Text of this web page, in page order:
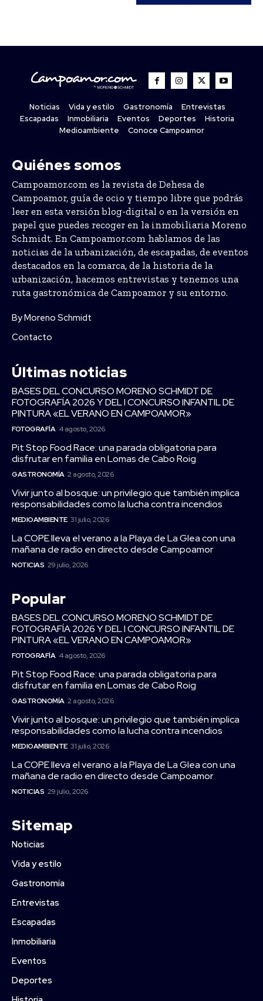
Noticias Vida y estilo Gastronomía
Entrevistas
Escapadas
Inmobiliaria Eventos Deportes
Historia
Medioambiente
Conoce Campoamor
Quiénes somos
Campoamor.com es la revista de Dehesa de
Campoamor, guía de ocio y tiempo libre que podrás
leer en esta versión blog-digital o en la versión en
papel que puedes recoger en la inmobiliaria Moreno
Schmidt. En Campoamor.com hablamos de las
noticias de la urbanización, de escapadas, de eventos
destacados en la comarca, de la historia de la
urbanización, hacemos entrevistas y tenemos una
ruta gastronómica de Campoamor y su entorno.
By Moreno Schmidt
Contacto
Últimas noticias
BASES DEL CONCURSO MORENO SCHMIDT DE
FOTOGRAFÍA 2026 Y DEL I CONCURSO INFANTIL DE
PINTURA «EL VERANO EN CAMPOAMOR»
FOTOGRAFÍA 4 agosto, 2026
Pit Stop Food Race: una parada obligatoria para
disfrutar en familia en Lomas de Cabo Roig
GASTRONOMÍA 2 agosto, 2026
Vivir junto al bosque: un privilegio que también implica
responsabilidades como la lucha contra incendios
MEDIOAMBIENTE 31 julio, 2026
La COPE lleva el verano a la Playa de La Glea con una
mañana de radio en directo desde Campoamor
NOTICIAS 29 julio, 2026
Popular
BASES DEL CONCURSO MORENO SCHMIDT DE
FOTOGRAFÍA 2026 Y DEL I CONCURSO INFANTIL DE
PINTURA «EL VERANO EN CAMPOAMOR»
FOTOGRAFÍA 4 agosto, 2026
Pit Stop Food Race: una parada obligatoria para
disfrutar en familia en Lomas de Cabo Roig
GASTRONOMÍA 2 agosto, 2026
Vivir junto al bosque: un privilegio que también implica
responsabilidades como la lucha contra incendios
MEDIOAMBIENTE 31 julio, 2026
La COPE lleva el verano a la Playa de La Glea con una
mañana de radio en directo desde Campoamor
NOTICIAS 29 julio, 2026
Sitemap
Noticias
Vida y estilo
Gastronomía
Entrevistas
Escapadas
Inmobiliaria
Eventos
Deportes